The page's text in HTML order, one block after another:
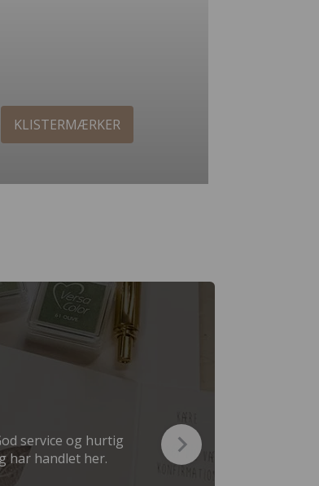
KLISTERMÆRKER
service og hurtig
har handlet her.